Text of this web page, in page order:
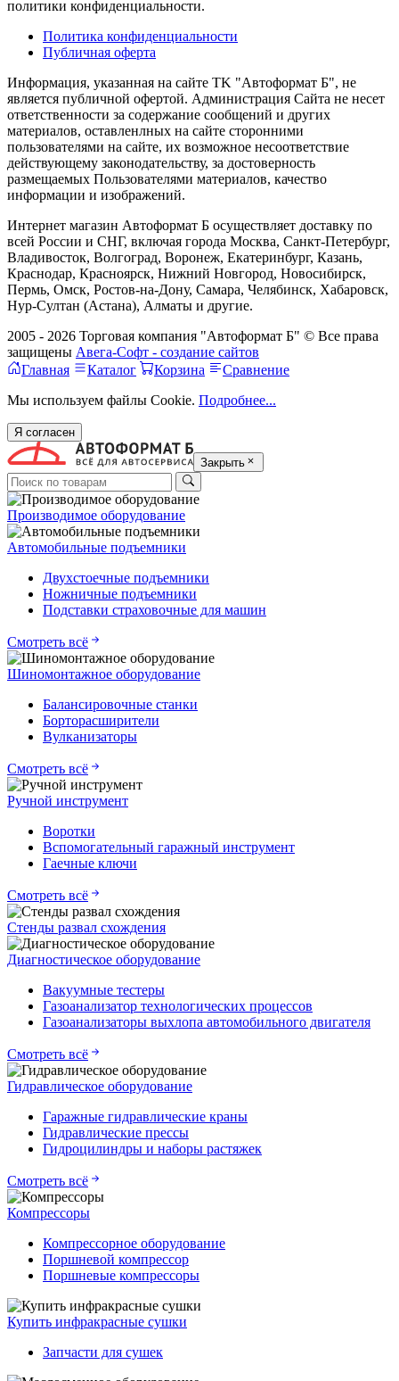
политики конфиденциальности.
Политика конфиденциальности
Публичная оферта
Информация, указанная на сайте TK "Автоформат Б", не
является публичной офертой. Администрация Сайта не несет
ответственности за содержание сообщений и других
материалов, оставленлных на сайте сторонними
пользователями на сайте, их возможное несоответствие
действующему законодательству, за достоверность
размещаемых Пользователями материалов, качество
информации и изображений.
Интернет магазин Автоформат Б осуществляет доставку по
всей России и СНГ, включая города Москва, Санкт-Петербург,
Владивосток, Волгоград, Воронеж, Екатеринбург, Казань,
Краснодар, Красноярск, Нижний Новгород, Новосибирск,
Пермь, Омск, Ростов-на-Дону, Самара, Челябинск, Хабаровск,
Нур-Султан (Астана), Алматы и другие.
2005 - 2026 Торговая компания "Автоформат Б" © Все права
защищены Авега-Софт - создание сайтов
Главная
Каталог Корзина
Сравнение
Мы используем файлы Cookie. Подробнее...
Я согласен
Закрыть
Производимое оборудование
Автомобильные подъемники
Двухстоечные подъемники
Ножничные подъемники
Подставки страховочные для машин
Смотреть всё
Шиномонтажное оборудование
Балансировочные станки
Борторасширители
Вулканизаторы
Смотреть всё
Ручной инструмент
Воротки
Вспомогательный гаражный инструмент
Гаечные ключи
Смотреть всё
Стенды развал схождения
Диагностическое оборудование
Вакуумные тестеры
Газоанализатор технологических процессов
Газоанализаторы выхлопа автомобильного двигателя
Смотреть всё
Гидравлическое оборудование
Гаражные гидравлические краны
Гидравлические прессы
Гидроцилиндры и наборы растяжек
Смотреть всё
Компрессоры
Компрессорное оборудование
Поршневой компрессор
Поршневые компрессоры
Купить инфракрасные сушки
Запчасти для сушек